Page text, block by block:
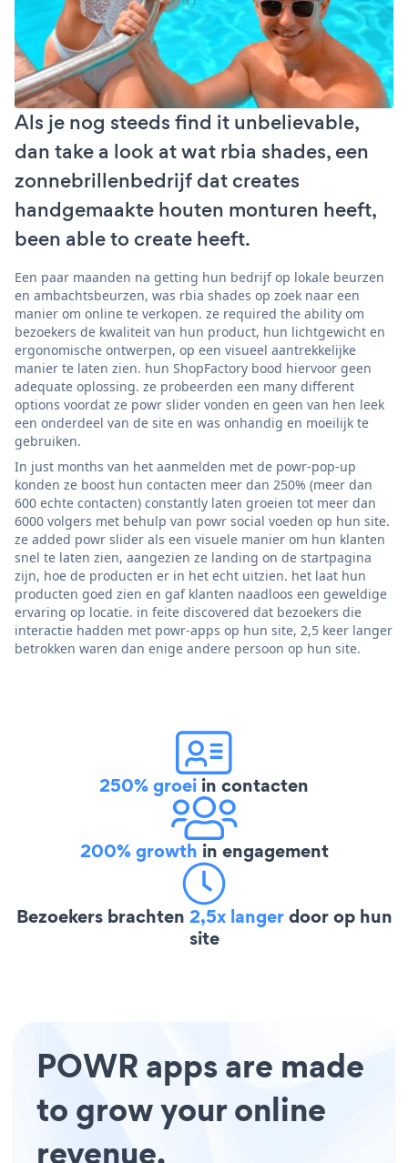
Als je nog steeds find it unbelievable,
dan take a look at wat rbia shades, een
zonnebrillenbedrijf dat creates
handgemaakte houten monturen heeft,
been able to create heeft.
Een paar maanden na getting hun bedrijf op lokale beurzen
en ambachtsbeurzen, was rbia shades op zoek naar een
manier om online te verkopen. ze required the ability om
bezoekers de kwaliteit van hun product, hun lichtgewicht en
ergonomische ontwerpen, op een visueel aantrekkelijke
manier te laten zien. hun ShopFactory bood hiervoor geen
adequate oplossing. ze probeerden een many different
options voordat ze powr slider vonden en geen van hen leek
een onderdeel van de site en was onhandig en moeilijk te
gebruiken.
In just months van het aanmelden met de powr-pop-up
konden ze boost hun contacten meer dan 250% (meer dan
600 echte contacten) constantly laten groeien tot meer dan
6000 volgers met behulp van powr social voeden op hun site.
ze added powr slider als een visuele manier om hun klanten
snel te laten zien, aangezien ze landing on de startpagina
zijn, hoe de producten er in het echt uitzien. het laat hun
producten goed zien en gaf klanten naadloos een geweldige
ervaring op locatie. in feite discovered dat bezoekers die
interactie hadden met powr-apps op hun site, 2,5 keer langer
betrokken waren dan enige andere persoon op hun site.
250% groei in contacten
200% growth in engagement
Bezoekers brachten 2,5x langerdoor op hun
site
POWR apps are made
to grow your online
revenue.